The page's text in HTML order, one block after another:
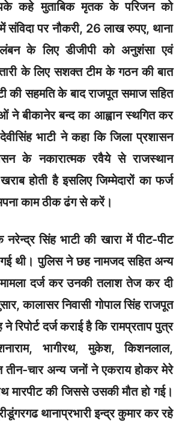
कहे मुताबिक मृतक के परिजन को
संविदा पर नौकरी, 26 लाख रुपए, थाना
के लिए डीजीपी को अनुशंसा एवं
के लिए सशक्त टीम के गठन की बात
की सहमति के बाद राजपूत समाज सहित
बीकानेर बन्द का आह्वान स्थगित कर
देवीसिंह भाटी ने कहा कि जिला प्रशासन
के नकारात्मक रवैये से राजस्थान
होती है इसलिए जिम्मेदारों का फर्ज
काम ठीक ढंग से करें।
सिंह भाटी की खारा में पीट-पीट
थी। पुलिस ने छह नामजद सहित अन्‍य
दर्ज कर उनकी तलाश तेज कर दी
कालासर निवासी गोपाल सिंह राजपूत
ने रिपोर्ट दर्ज कराई है कि रामप्रताप पुत्र
भागीरथ, मुकेश, किशनलाल,
तीन-चार अन्‍य जनों ने एकराय होकर मेरे
मारपीट की जिससे उसकी मौत हो गई।
थानाप्रभारी इन्‍द्र कुमार कर रहे